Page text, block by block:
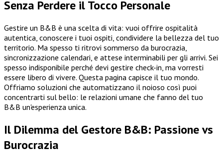
Senza Perdere il Tocco Personale
Gestire un B&B è una scelta di vita: vuoi offrire ospitalità
autentica, conoscere i tuoi ospiti, condividere la bellezza del tuo
territorio. Ma spesso ti ritrovi sommerso da burocrazia,
sincronizzazione calendari, e attese interminabili per gli arrivi. Sei
spesso indisponibile perché devi gestire check-in, ma vorresti
essere libero di vivere. Questa pagina capisce il tuo mondo.
Offriamo soluzioni che automatizzano il noioso così puoi
concentrarti sul bello: le relazioni umane che fanno del tuo
B&B un'esperienza unica.
Il Dilemma del Gestore B&B: Passione vs
Burocrazia